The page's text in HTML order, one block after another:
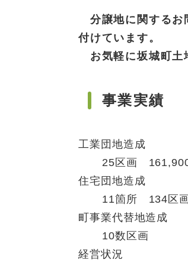
分譲地に関するお
付けています。
お気軽に坂城町土
事業実績
工業団地造成
25区画
住宅団地造成
11箇所 134区
町事業代替地造成
10数区画
経営状況